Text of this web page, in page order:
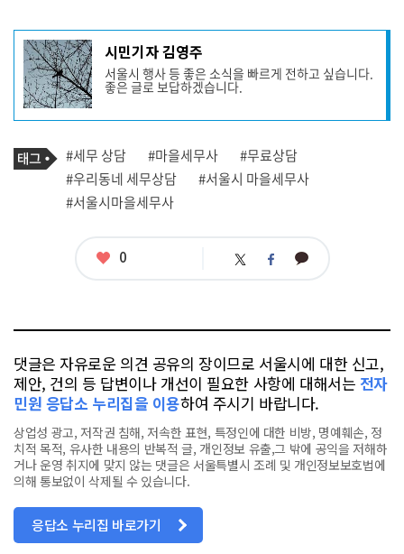
기
사
작
성
자
프
필
시민기자 김영주
서울시 행사 등 좋은 소식을 빠르게 전하고 싶습니다.
좋은 글로 보답하겠습니다.
기
사
관
련
태
태
그
#세무 상담 #마을세무사
#무료상담
#우리동네 세무상담
#서울시 마을세무사
#서울시마을세무사
좋
0 트 페 카
댓글은 자유로운 의견 공유의 장이므로 서울시에 대한 신고,
제안, 건의 등 답변이나 개선이 필요한 사항에 대해서는 전자
민원 응답소 누리집을 이용하여 주시기 바랍니다.
상업성 광고, 저작권 침해, 저속한 표현, 특정인에 대한 비방, 명예훼손, 정
치적 목적, 유사한 내용의 반복적 글, 개인정보 유출,그 밖에 공익을 저해하
거나 운영 취지에 맞지 않는 댓글은 서울특별시 조례 및 개인정보보호법에
의해 통보없이 삭제될 수 있습니다.
응답소 누리집 바로가기